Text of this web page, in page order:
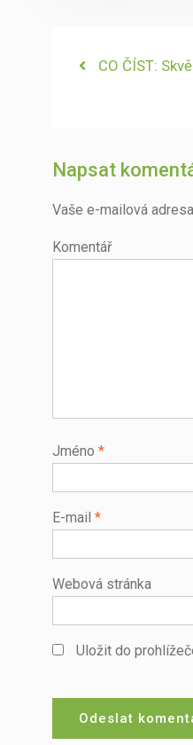
Navigace
Previous
CO ČÍST:
Napsat
Vaše e-mailová
Komentář
Jméno *
E-mail *
Webová stránka
Uložit do